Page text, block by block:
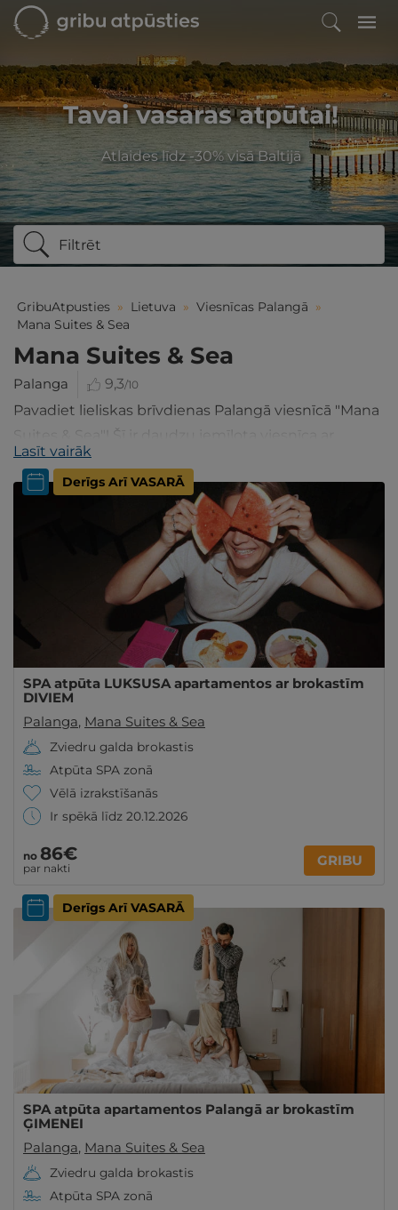
Tavai vasaras atpūtai!
Atlaides līdz -30% visā Baltijā
Filtrēt
GribuAtpusties » Lietuva » Viesnīcas Palangā »
Mana Suites & Sea
Mana Suites & Sea
Palanga 9,3/10
Pavadiet lieliskas brīvdienas Palangā viesnīcā "Mana
Suites & Sea"! Šī ir daudzu iemīļota viesnīca ar
lielisku restorānu un SPA, netālu no jūras!
Lasīt vairāk
Derīgs Arī VASARĀ
SPA atpūta LUKSUSA apartamentos ar brokastīm
DIVIEM
Palanga, Mana Suites & Sea
Zviedru galda brokastis
Atpūta SPA zonā
Vēlā izrakstīšanās
Ir spēkā līdz 20.12.2026
no 86€
par nakti GRIBU
Derīgs Arī VASARĀ
SPA atpūta apartamentos Palangā ar brokastīm
ĢIMENEI
Palanga, Mana Suites & Sea
Zviedru galda brokastis
Atpūta SPA zonā